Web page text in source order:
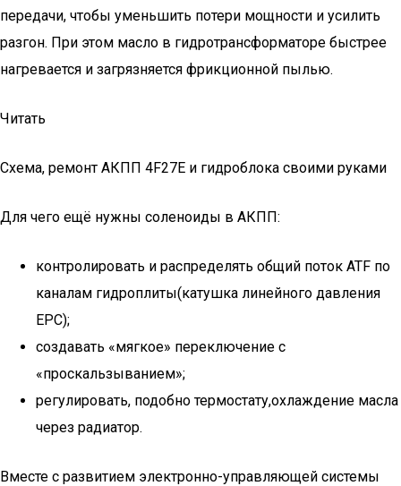
передачи, чтобы уменьшить потери мощности и усилить
разгон. При этом масло в гидротрансформаторе быстрее
нагревается и загрязняется фрикционной пылью.
Читать
Схема, ремонт АКПП 4F27E и гидроблока своими руками
Для чего ещё нужны соленоиды в АКПП:
контролировать и распределять общий поток ATF по
каналам гидроплиты(катушка линейного давления
EPC);
создавать «мягкое» переключение с
«проскальзыванием»;
регулировать, подобно термостату,охлаждение масла
через радиатор.
Вместе с развитием электронно-управляющей системы